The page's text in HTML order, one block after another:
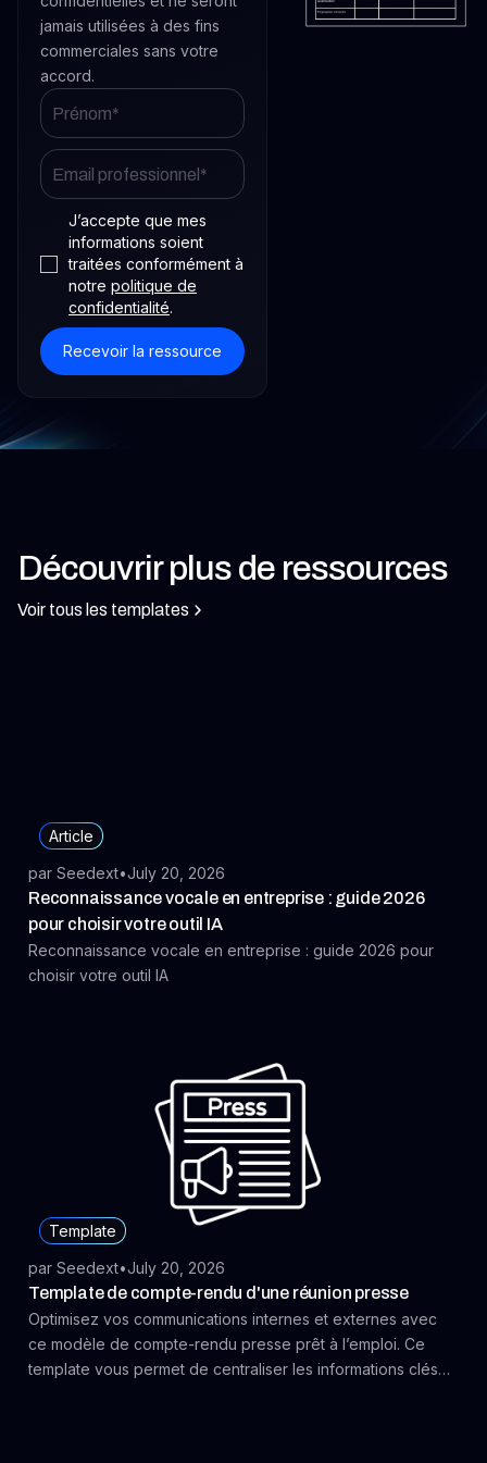
jamais utilisées à des fins
commerciales sans votre
accord.
J’accepte que mes
informations soient
traitées conformément à
notre politique de
confidentialité.
Découvrir plus de ressources
Voir tous les templates
Article
par Seedext•July 20, 2026
Reconnaissance vocale en entreprise : guide 2026
pour choisir votre outil IA
Reconnaissance vocale en entreprise : guide 2026 pour
choisir votre outil IA
Template
par Seedext•July 20, 2026
Template de compte-rendu d'une réunion presse
Optimisez vos communications internes et externes avec
ce modèle de compte-rendu presse prêt à l’emploi. Ce
template vous permet de centraliser les informations clés